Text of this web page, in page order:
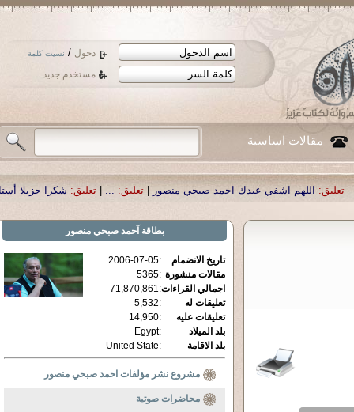
دخول / نسيت كلمة
مستخدم جديد
مقالات اساسية
اشفي عبدك احمد صبحي منصور تعليق: ...
|تعليق: شكرا جزيلا أستاذ حمد الحمد
بطاقة آحمد صبحي منصور
تاريخ الانضمام :
2006-07-05
مقالات منشورة :
5365
اجمالي القراءات:
71,870,861
تعليقات له
:
5,532
تعليقات عليه
:
14,950
بلد الميلاد
:
Egypt
بلد الاقامة
:
United State
مشروع نشر مؤلفات احمد صبحي منصور
محاضرات صوتية